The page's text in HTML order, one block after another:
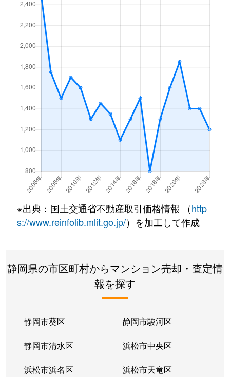
※出典：国土交通省不動産取引価格情報 （http
s://www.reinfolib.mlit.go.jp/）を加工して作成
静岡県の市区町村からマンション売却・査定情
報を探す
静岡市葵区 静岡市駿河区
静岡市清水区 浜松市中央区
浜松市浜名区 浜松市天竜区